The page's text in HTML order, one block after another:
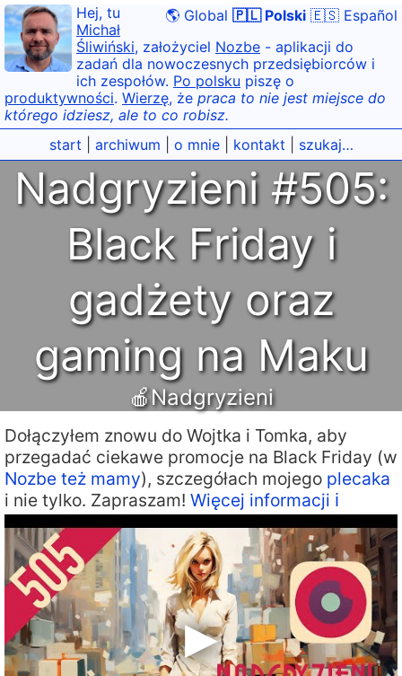
🌎 Global 🇵🇱 Polski 🇪🇸 Español
Hej, tu
Michał
Śliwiński, założyciel Nozbe - aplikacji do
zadań dla nowoczesnych przedsiębiorców i
ich zespołów. Po polsku piszę o
produktywności. Wierzę, że praca to nie jest miejsce do
którego idziesz, ale to co robisz.
start
archiwum o mnie| kontakt szukaj…
Nadgryzieni #505:
Black Friday i
gadżety oraz
gaming na Maku
🍎Nadgryzieni
Dołączyłem znowu do Wojtka i Tomka, aby
przegadać ciekawe promocje na Black Friday (w
Nozbe też mamy), szczegółach mojego plecaka
i nie tylko. Zapraszam! Więcej informacji ℹ️